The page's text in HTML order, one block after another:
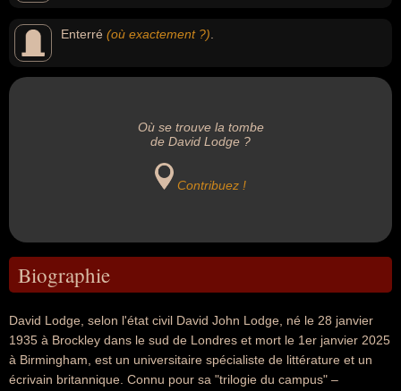
Enterré (où exactement ?)
Où se trouve la tombe
de David Lodge ?
Contribuez !
Biographie
David Lodge, selon l'état civil David John Lodge, né le 28 janvier
1935 à Brockley dans le sud de Londres et mort le 1er janvier 2025
à Birmingham, est un universitaire spécialiste de littérature et un
écrivain britannique. Connu pour sa "trilogie du campus" –